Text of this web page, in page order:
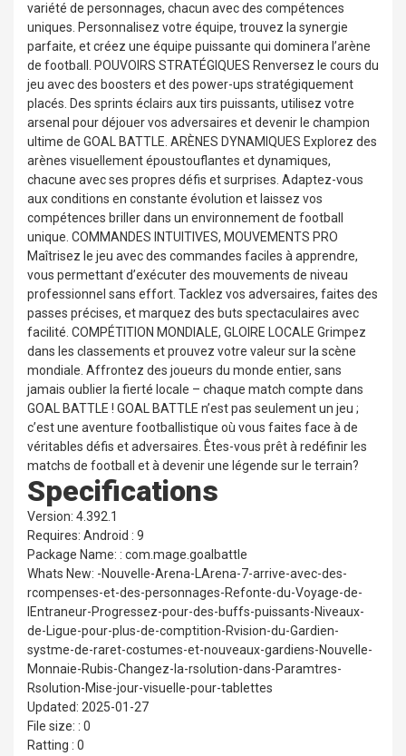
variété de personnages, chacun avec des compétences
uniques. Personnalisez votre équipe, trouvez la synergie
parfaite, et créez une équipe puissante qui dominera l’arène
de football. POUVOIRS STRATÉGIQUES Renversez le cours du
jeu avec des boosters et des power-ups stratégiquement
placés. Des sprints éclairs aux tirs puissants, utilisez votre
arsenal pour déjouer vos adversaires et devenir le champion
ultime de GOAL BATTLE. ARÈNES DYNAMIQUES Explorez des
arènes visuellement époustouflantes et dynamiques,
chacune avec ses propres défis et surprises. Adaptez-vous
aux conditions en constante évolution et laissez vos
compétences briller dans un environnement de football
unique. COMMANDES INTUITIVES, MOUVEMENTS PRO
Maîtrisez le jeu avec des commandes faciles à apprendre,
vous permettant d’exécuter des mouvements de niveau
professionnel sans effort. Tacklez vos adversaires, faites des
passes précises, et marquez des buts spectaculaires avec
facilité. COMPÉTITION MONDIALE, GLOIRE LOCALE Grimpez
dans les classements et prouvez votre valeur sur la scène
mondiale. Affrontez des joueurs du monde entier, sans
jamais oublier la fierté locale – chaque match compte dans
GOAL BATTLE ! GOAL BATTLE n’est pas seulement un jeu ;
c’est une aventure footballistique où vous faites face à de
véritables défis et adversaires. Êtes-vous prêt à redéfinir les
matchs de football et à devenir une légende sur le terrain?
Specifications
Version: 4.392.1
Requires: Android : 9
Package Name: : com.mage.goalbattle
Whats New: -Nouvelle-Arena-LArena-7-arrive-avec-des-
rcompenses-et-des-personnages-Refonte-du-Voyage-de-
lEntraneur-Progressez-pour-des-buffs-puissants-Niveaux-
de-Ligue-pour-plus-de-comptition-Rvision-du-Gardien-
systme-de-raret-costumes-et-nouveaux-gardiens-Nouvelle-
Monnaie-Rubis-Changez-la-rsolution-dans-Paramtres-
Rsolution-Mise-jour-visuelle-pour-tablettes
Updated: 2025-01-27
File size: : 0
Ratting : 0